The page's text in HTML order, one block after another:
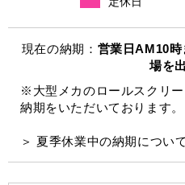
現在の納期： 営業日AM10
場を
※大型メカのロールスクリ
納期をいただいております。
＞ 夏季休業中の納期について